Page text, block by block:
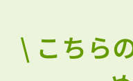
\ こちら